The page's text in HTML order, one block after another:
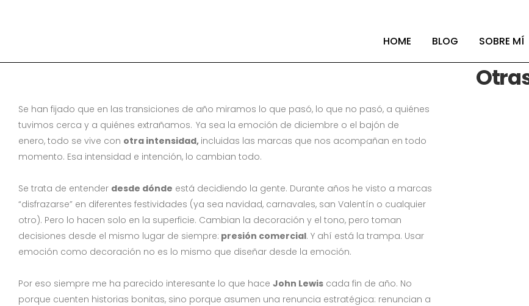
HOME BLOG SOBRE MÍ
Las marcas que empiezan enero con el
Se han fijado que en las transiciones de año miramos lo que pasó, lo que no pasó, a quiénes
tuvimos cerca y a quiénes extrañamos. Ya sea la emoción de diciembre o el bajón de
enero, todo se vive con otra intensidad, incluidas las marcas que nos acompañan en todo
momento. Esa intensidad e intención, lo cambian todo.
Se trata de entender desde dónde está decidiendo la gente. Durante años he visto a marcas
“disfrazarse” en diferentes festividades (ya sea navidad, carnavales, san Valentín o cualquier
otro). Pero lo hacen solo en la superficie. Cambian la decoración y el tono, pero toman
decisiones desde el mismo lugar de siempre: presión comercial. Y ahí está la trampa. Usar
emoción como decoración no es lo mismo que diseñar desde la emoción.
Por eso siempre me ha parecido interesante lo que hace John Lewis cada fin de año. No
porque cuenten historias bonitas, sino porque asumen una renuncia estratégica: renuncian a